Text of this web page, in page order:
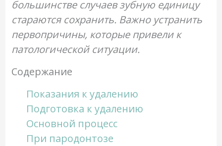
большинстве случаев зубную единицу
стараются сохранить. Важно устранить
первопричины, которые привели к
патологической ситуации.
Содержание
Показания к удалению
Подготовка к удалению
Основной процесс
При пародонтозе